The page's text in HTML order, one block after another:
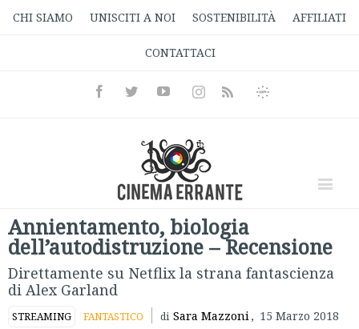
CHI SIAMO UNISCITI A NOI SOSTENIBILITÀ AFFILIATI
CONTATTACI
FacebookTwitterYoutubeInstagramRss
Informativa
Annientamento, biologia
dell’autodistruzione – Recensione
Direttamente su Netflix la strana fantascienza
di Alex Garland
STREAMING FANTASTICO di Sara Mazzoni, 15 Marzo 2018